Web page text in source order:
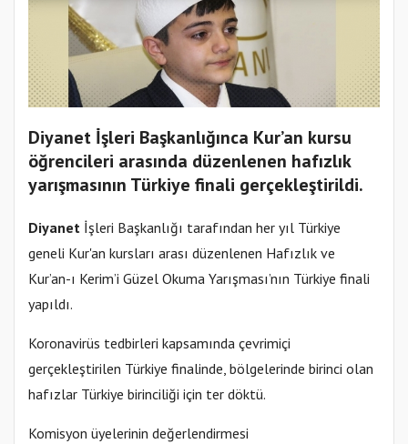
Diyanet İşleri Başkanlığınca Kur’an kursu
öğrencileri arasında düzenlenen hafızlık
yarışmasının Türkiye finali gerçekleştirildi.
Diyanet İşleri Başkanlığı tarafından her yıl Türkiye
geneli Kur'an kursları arası düzenlenen Hafızlık ve
Kur’an-ı Kerim’i Güzel Okuma Yarışması’nın Türkiye finali
yapıldı.
Koronavirüs tedbirleri kapsamında çevrimiçi
gerçekleştirilen Türkiye finalinde, bölgelerinde birinci olan
hafızlar Türkiye birinciliği için ter döktü.
Komisyon üyelerinin değerlendirmesi